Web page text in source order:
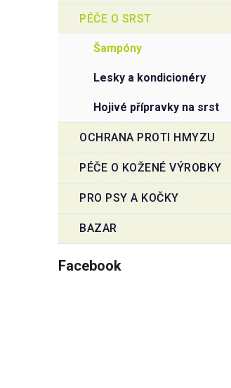
PÉČE O SRST
šampóny
lesky a kondicionéry
hojivé přípravky na srst
OCHRANA PROTI HMYZU
PÉČE O KOŽENÉ VÝROBKY
PRO PSY A KOČKY
BAZAR
Facebook